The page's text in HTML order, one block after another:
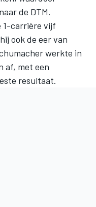
de DTM.
1-carrière vijf
ook de eer van
werkte in
af, met een
resultaat.